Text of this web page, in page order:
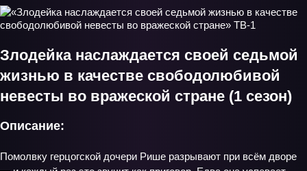
Злодейка наслаждается своей седьмой
жизнью в качестве свободолюбивой
невесты во вражеской стране (1 сезон)
Описание:
Помолвку герцогской дочери Рише разрывают при всём дворе